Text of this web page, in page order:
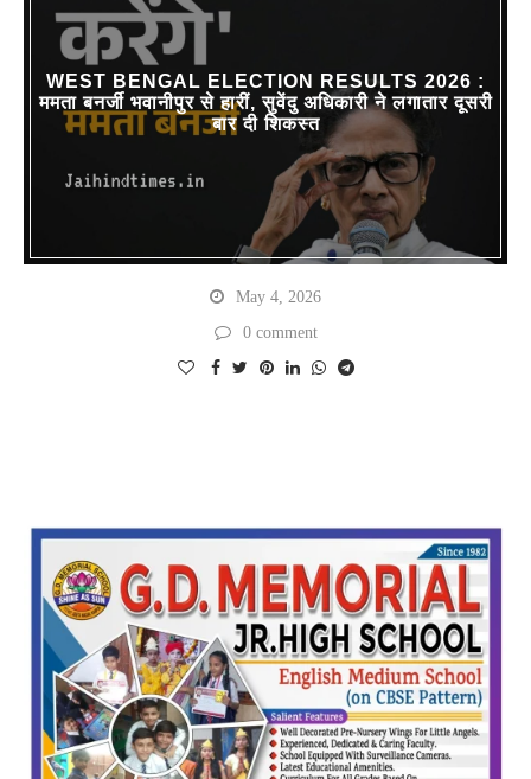
WEST BENGAL ELECTION RESULTS 2026 :
ममता बनर्जी भवानीपुर से हारीं, सुवेंदु अधिकारी ने लगातार दूसरी
बार दी शिकस्त
May 4, 2026
0 comment